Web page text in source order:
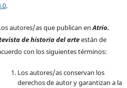
.
autores/as que publican enAtrio.
de historia del arteestán de
con los siguientes términos:
Los autores/as conservan los
derechos de autor y garantizan a la